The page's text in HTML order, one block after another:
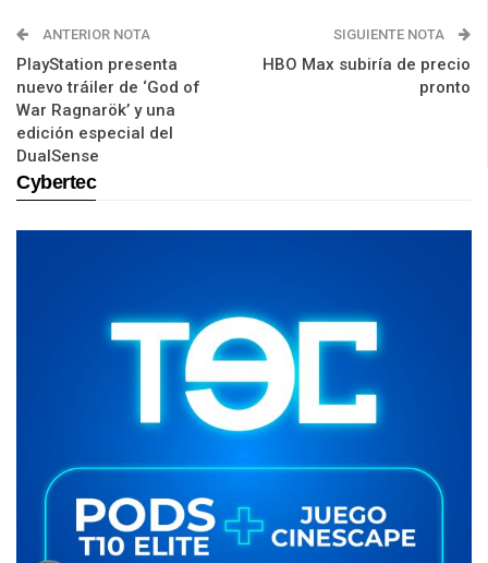
ANTERIOR NOTA
PlayStation presenta
nuevo tráiler de ‘God of
War Ragnarök’ y una
edición especial del
DualSense
SIGUIENTE NOTA
HBO Max subiría de precio
pronto
Cybertec